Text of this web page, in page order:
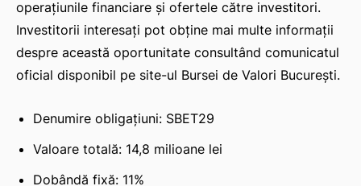
operațiunile financiare și ofertele către investitori.
Investitorii interesați pot obține mai multe informații
despre această oportunitate consultând comunicatul
oficial disponibil pe site-ul Bursei de Valori București.
Denumire obligațiuni: SBET29
Valoare totală: 14,8 milioane lei
Dobândă fixă: 11%